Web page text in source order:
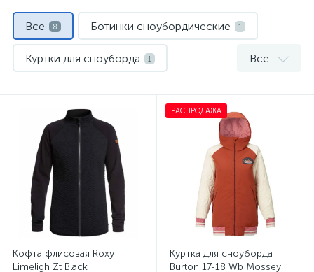
Все 8 Ботинки сноубордические 1
Куртки для сноуборда 1
Сноуборды Флис и кофты
Шлемы Штаны горнолыжные
Все
Кофта флисовая Roxy
Limeligh Zt Black
РАСПРОДАЖА
Куртка для сноуборда
Burton 17-18 Wb Mossey